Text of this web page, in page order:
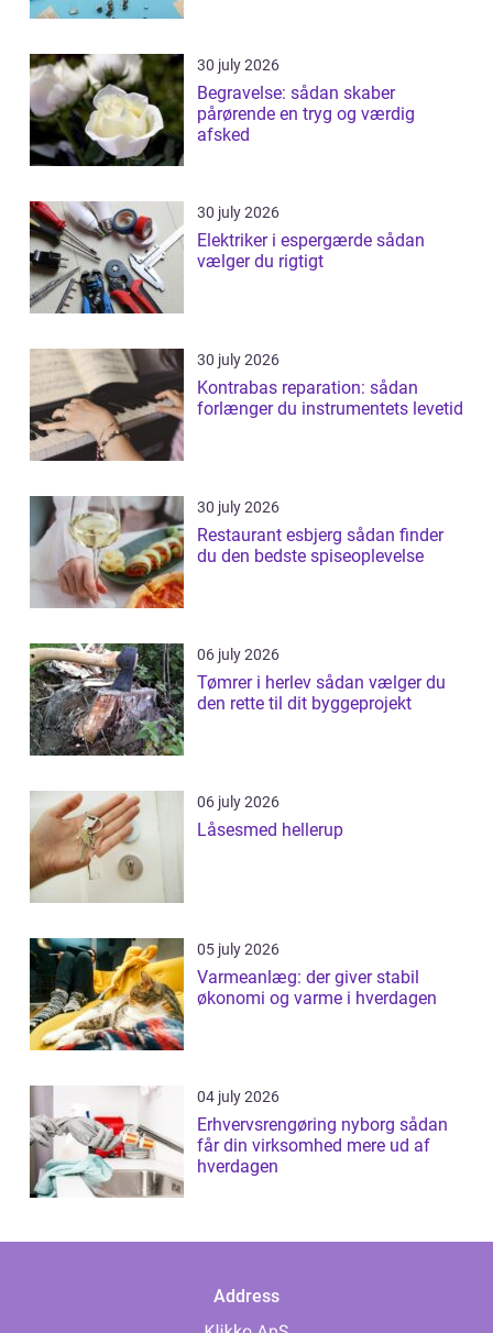
30 july 2026
Begravelse: sådan skaber
pårørende en tryg og værdig
afsked
30 july 2026
Elektriker i espergærde sådan
vælger du rigtigt
30 july 2026
Kontrabas reparation: sådan
forlænger du instrumentets levetid
30 july 2026
Restaurant esbjerg sådan finder
du den bedste spiseoplevelse
06 july 2026
Tømrer i herlev sådan vælger du
den rette til dit byggeprojekt
06 july 2026
Låsesmed hellerup
05 july 2026
Varmeanlæg: der giver stabil
økonomi og varme i hverdagen
04 july 2026
Erhvervsrengøring nyborg sådan
får din virksomhed mere ud af
hverdagen
Address